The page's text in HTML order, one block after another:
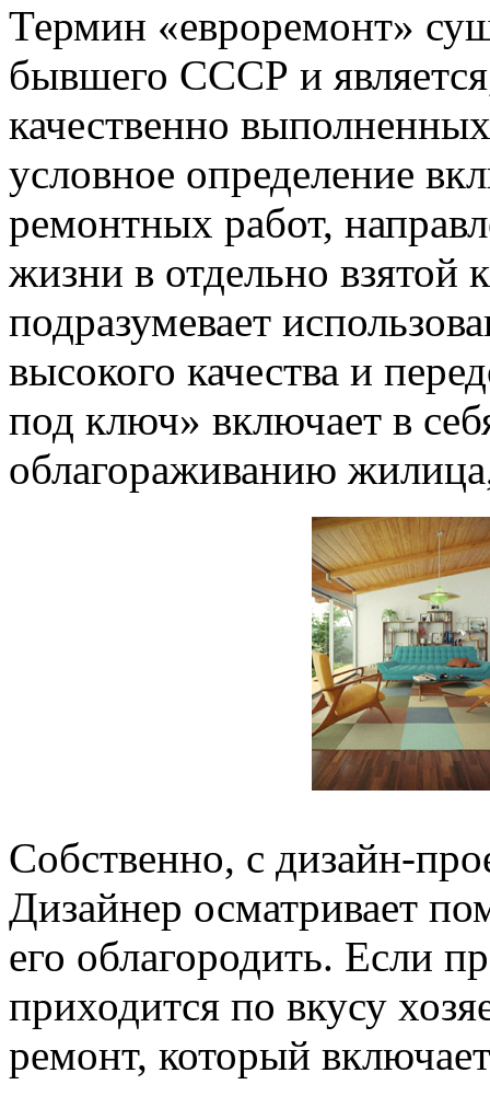
Термин «евроремонт»
бывшего СССР и
качественно
условное определение
ремонтных работ,
жизни в отдельно взятой
подразумевает
высокого качества и
под ключ» включает в
облагораживанию
Собственно, с дизайн-
Дизайнер осматривает
его облагородить. Если
приходится по вкусу
ремонт, который